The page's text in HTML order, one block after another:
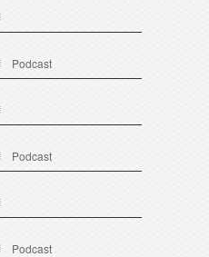
Podcast
Podcast
Podcast